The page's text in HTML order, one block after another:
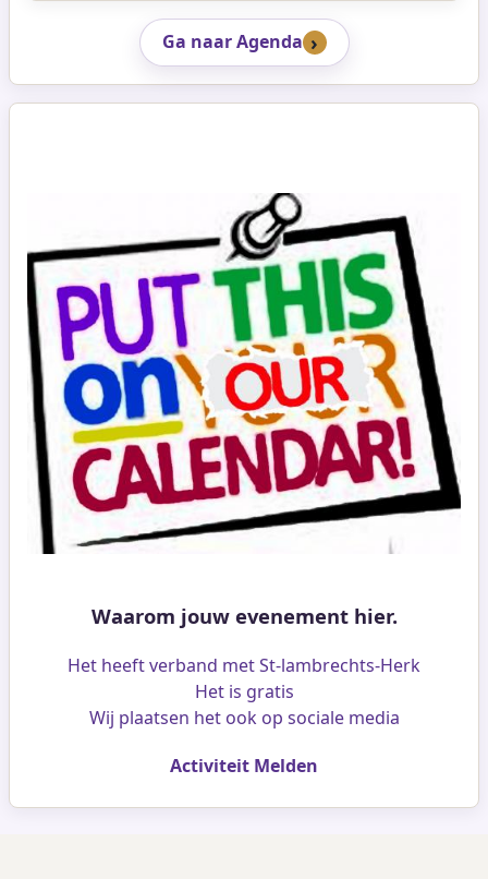
Ga naar Agenda
Waarom jouw evenement hier.
Het heeft verband met St-lambrechts-Herk
Het is gratis
Wij plaatsen het ook op sociale media
Activiteit Melden